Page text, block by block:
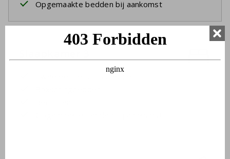
Opgemaakte bedden bij aankomst
Twee eenpersoonsbedden